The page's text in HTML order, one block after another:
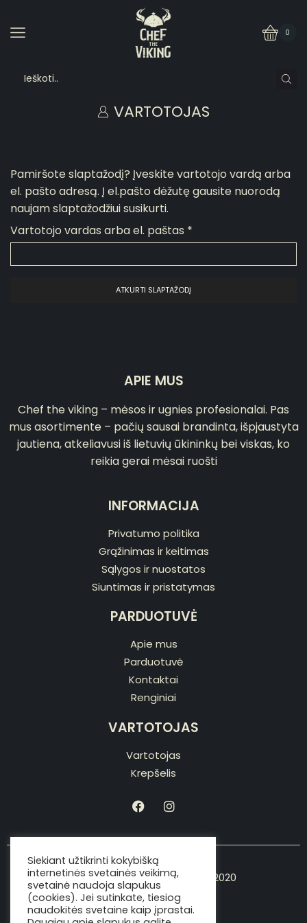
0
VARTOTOJAS
Pamiršote slaptažodį? Įveskite vartotojo vardą arba
el. pašto adresą. Į el.pašto dėžutę gausite nuorodą
naujam slaptažodžiui susikurti.
Vartotojo vardas arba el. paštas *
ATKURTI SLAPTAŽODĮ
APIE MUS
Chef the viking – mėsos ir ugnies profesionalai. Pas
mus asortimente – pačių sausai brandinta, išpjaustyta
jautiena, atkeliavusi iš lietuvių ūkininkų bei viskas, ko
reikia gerai mėsai ruošti
INFORMACIJA
Privatumo politika
Grąžinimas ir keitimas
Sąlygos ir nuostatos
Siuntimas ir pristatymas
PARDUOTUVĖ
Apie mus
Parduotuvė
Kontaktai
Renginiai
VARTOTOJAS
Vartotojas
Krepšelis
Copyright © Viking the chef 2020
Siekiant užtikrinti kokybišką
internetinės svetainės veikimą,
svetainė naudoja slapukus
(cookies). Jei sutinkate, tiesiog
naudokitės svetaine kaip įprastai.